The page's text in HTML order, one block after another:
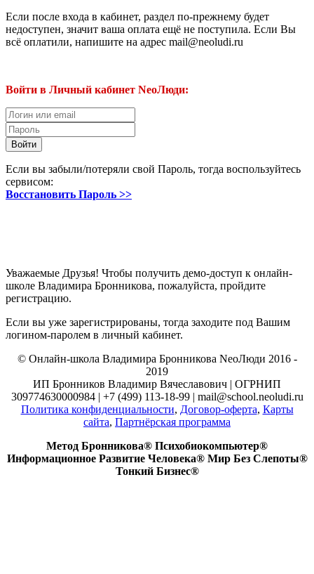
Если после входа в кабинет, раздел по-прежнему будет
недоступен, значит ваша оплата ещё не поступила. Если Вы
всё оплатили, напишите на адрес mail@neoludi.ru
Войти в Личный кабинет NeoЛюди:
Если вы забыли/потеряли свой Пароль, тогда воспользуйтесь
сервисом:
Восстановить Пароль >>
Уважаемые Друзья! Чтобы получить демо-доступ к онлайн-
школе Владимира Бронникова, пожалуйста, пройдите
регистрацию.
Если вы уже зарегистрированы, тогда заходите под Вашим
логином-паролем в личный кабинет.
© Онлайн-школа Владимира Бронникова NeoЛюди 2016 -
2019
ИП Бронников Владимир Вячеславович | ОГРНИП
309774630000984 | +7 (499) 113-18-99 | mail@school.neoludi.ru
Политика конфиденциальности, Договор-оферта, Карты
сайта, Партнёрская программа
Метод Бронникова® Психобиокомпьютер®
Информационное Развитие Человека® Мир Без Слепоты®
Тонкий Бизнес®